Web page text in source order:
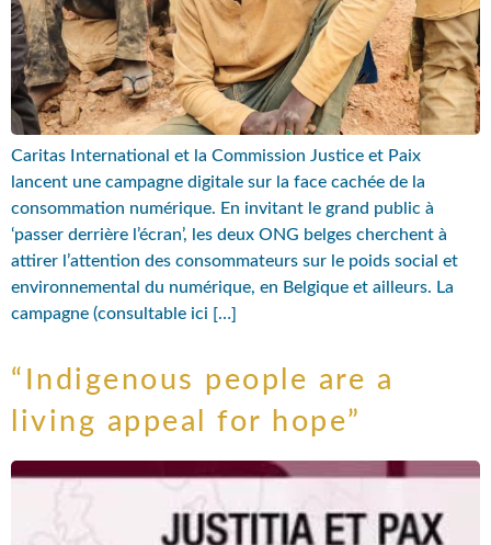
Caritas International et la Commission Justice et Paix
lancent une campagne digitale sur la face cachée de la
consommation numérique. En invitant le grand public à
‘passer derrière l’écran’, les deux ONG belges cherchent à
attirer l’attention des consommateurs sur le poids social et
environnemental du numérique, en Belgique et ailleurs. La
campagne (consultable ici […]
“Indigenous people are a
living appeal for hope”